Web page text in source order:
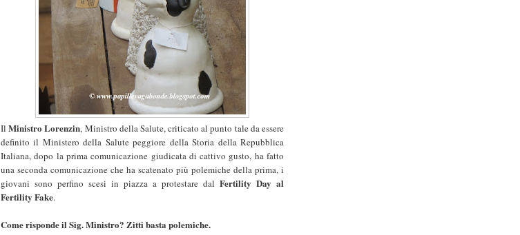
IlMinistro Lorenzin, Ministro della Salute, criticato al punto tale da essere
definito il Ministero della Salute peggiore della Storia della Repubblica
Italiana, dopo la prima comunicazione giudicata di cattivo gusto, ha fatto
una seconda comunicazione che ha scatenato più polemiche della prima, i
giovani sono perfino scesi in piazza a protestare dal Fertility Day al
Fertility Fake.
Come risponde il Sig. Ministro? Zitti basta polemiche.